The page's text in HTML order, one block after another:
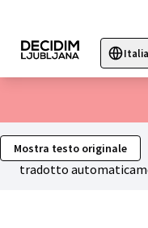
Sprache
Mostra testo originale
tradotto